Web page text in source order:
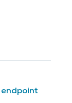
endpoint